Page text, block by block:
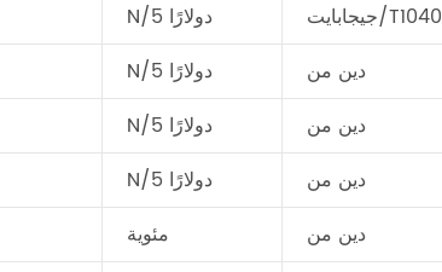
N/5 دولارًا جيجابايت/T1040
N/5 دولارًا دين من
N/5 دولارًا دين من
N/5 دولارًا دين من
مئوية دين من